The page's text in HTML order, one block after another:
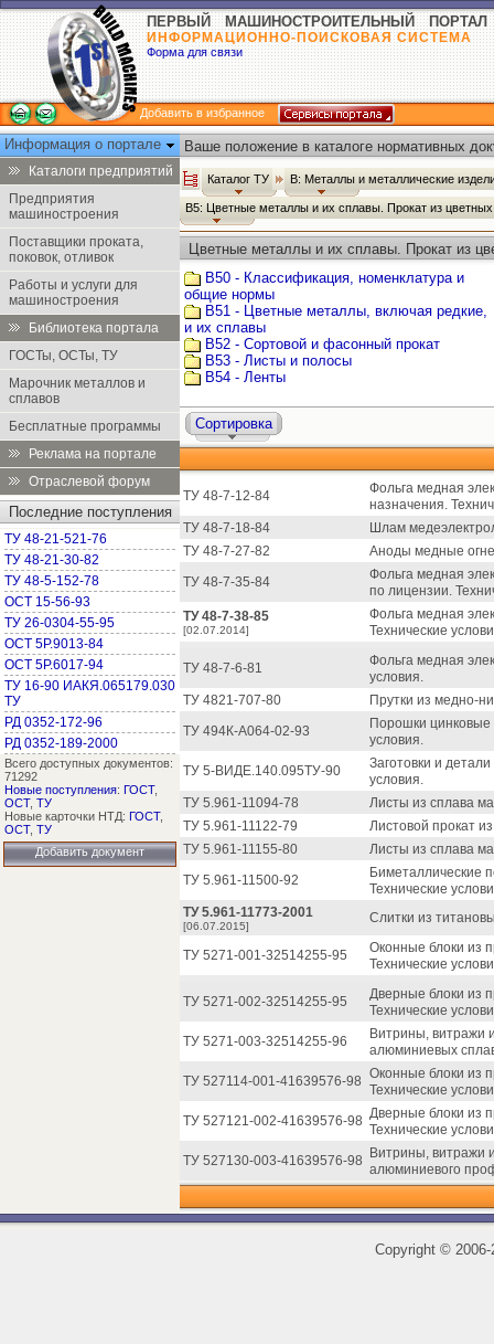
ПЕРВЫЙ МАШИНОСТРОИТЕЛЬНЫЙ ПОРТАЛ
ИНФОРМАЦИОННО-ПОИСКОВАЯ СИСТЕМА
Форма для связи
Добавить в избранное
Информация о портале
Каталоги предприятий
Предприятия
машиностроения
Поставщики проката,
поковок, отливок
Работы и услуги для
машиностроения
Библиотека портала
ГОСТы, ОСТы, ТУ
Марочник металлов и
сплавов
Бесплатные программы
Реклама на портале
Отраслевой форум
Последние поступления
ТУ 48-21-521-76
ТУ 48-21-30-82
ТУ 48-5-152-78
ОСТ 15-56-93
ТУ 26-0304-55-95
ОСТ 5Р.9013-84
ОСТ 5Р.6017-94
ТУ 16-90 ИАКЯ.065179.030
ТУ
РД 0352-172-96
РД 0352-189-2000
Всего доступных документов:
71292
Новые поступления: ГОСТ,
ОСТ, ТУ
Новые карточки НТД: ГОСТ,
ОСТ, ТУ
Добавить документ
Ваше положение в каталоге нормативных
Каталог ТУ В: Металлы и металлические
В5: Цветные металлы и их сплавы. Прокат из
Цветные металлы и их сплавы. Прокат из
В50 - Классификация, номенклатура и
общие нормы
В51 - Цветные металлы, включая редкие,
и их сплавы
В52 - Сортовой и фасонный прокат
В53 - Листы и полосы
В54 - Ленты
Сортировка
ТУ 48-7-12-84
Фольга медная
назначения.
ТУ 48-7-18-84
Шлам
ТУ 48-7-27-82
Аноды медные
ТУ 48-7-35-84
Фольга медная
по лицензии.
ТУ 48-7-38-85
[02.07.2014]
Фольга медная
Технические
ТУ 48-7-6-81
Фольга медная
условия.
ТУ 4821-707-80
Прутки из медно-
ТУ 494К-А064-02-93
Порошки
условия.
ТУ 5-ВИДЕ.140.095ТУ-90
Заготовки и
условия.
ТУ 5.961-11094-78
Листы из сплава
ТУ 5.961-11122-79
Листовой прокат
ТУ 5.961-11155-80
Листы из сплава
ТУ 5.961-11500-92
Биметаллические
Технические
ТУ 5.961-11773-2001
[06.07.2015]
Слитки из
ТУ 5271-001-32514255-95
Оконные блоки из
Технические
ТУ 5271-002-32514255-95
Дверные блоки из
Технические
ТУ 5271-003-32514255-96
Витрины, витражи
алюминиевых
ТУ 527114-001-41639576-98 Оконные блоки из
Технические
ТУ 527121-002-41639576-98 Дверные блоки из
Технические
ТУ 527130-003-41639576-98
Витрины, витражи
алюминиевого
Copyright ©